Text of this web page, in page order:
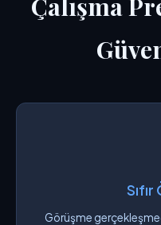
Çalışma
Görüşme